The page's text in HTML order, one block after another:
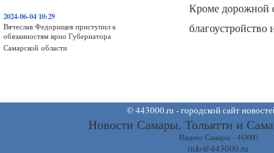
2024-06-04 10:29
Вячеслав Федорищев приступил к
обязанностям врио Губернатора
Самарской области
Кроме дорожной
благоустройство
©443000.ru - городской сайт
Новости Самары, Тольятти и
Индекс Самары - 443000
info@443000.ru